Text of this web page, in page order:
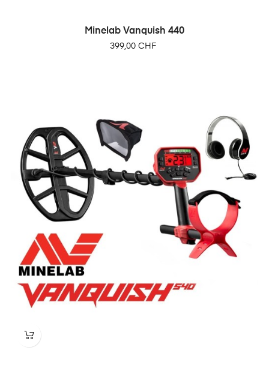
Minelab Vanquish 440
Prix
399,00 CHF